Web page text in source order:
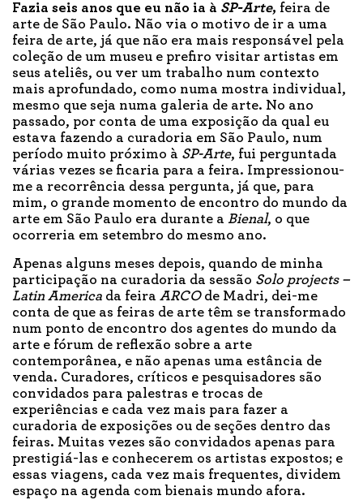
Fazia seis anos que eu não ia à SP-Arte, feira de
arte de São Paulo. Não via o motivo de ir a uma
feira de arte, já que não era mais responsável pela
coleção de um museu e prefiro visitar artistas em
seus ateliês, ou ver um trabalho num contexto
mais aprofundado, como numa mostra individual,
mesmo que seja numa galeria de arte. No ano
passado, por conta de uma exposição da qual eu
estava fazendo a curadoria em São Paulo, num
período muito próximo à SP-Arte, fui perguntada
várias vezes se ficaria para a feira. Impressionou-
me a recorrência dessa pergunta, já que, para
mim, o grande momento de encontro do mundo da
arte em São Paulo era durante a Bienal, o que
ocorreria em setembro do mesmo ano.
Apenas alguns meses depois, quando de minha
participação na curadoria da sessão Solo projects –
Latin America da feira ARCOde Madri, dei-me
conta de que as feiras de arte têm se transformado
num ponto de encontro dos agentes do mundo da
arte e fórum de reflexão sobre a arte
contemporânea, e não apenas uma estância de
venda. Curadores, críticos e pesquisadores são
convidados para palestras e trocas de
experiências e cada vez mais para fazer a
curadoria de exposições ou de seções dentro das
feiras. Muitas vezes são convidados apenas para
prestigiá-las e conhecerem os artistas expostos; e
essas viagens, cada vez mais frequentes, dividem
espaço na agenda com bienais mundo afora.